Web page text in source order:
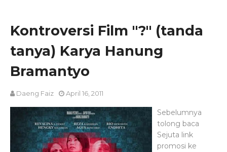
Kontroversi Film "?" (tanda
tanya) Karya Hanung
Bramantyo
Daeng Faiz April 16, 2011
Sebelumnya
tolong baca
Sejuta link
promosi ke